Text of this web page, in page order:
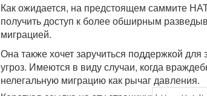
Как ожидается, на предстоящем саммите
получить доступ к более обширным
миграцией.
Она также хочет заручиться поддержкой
угроз. Имеются в виду случаи, когда
нелегальную миграцию как рычаг давления.